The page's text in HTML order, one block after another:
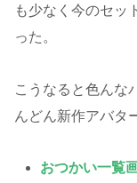
も少なく今のセッ
った。
こうなると色んな
んどん新作アバタ
おつかい一覧